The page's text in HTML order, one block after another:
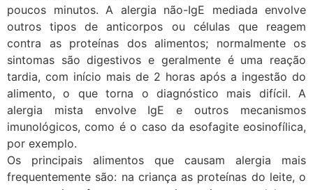
poucos minutos. A alergia não-IgE mediada envolve
outros tipos de anticorpos ou células que reagem
contra as proteínas dos alimentos; normalmente os
sintomas são digestivos e geralmente é uma reação
tardia, com início mais de 2 horas após a ingestão do
alimento, o que torna o diagnóstico mais difícil. A
alergia mista envolve IgE e outros mecanismos
imunológicos, como é o caso da esofagite eosinofílica,
por exemplo.
Os principais alimentos que causam alergia mais
frequentemente são: na criança as proteínas do leite, o